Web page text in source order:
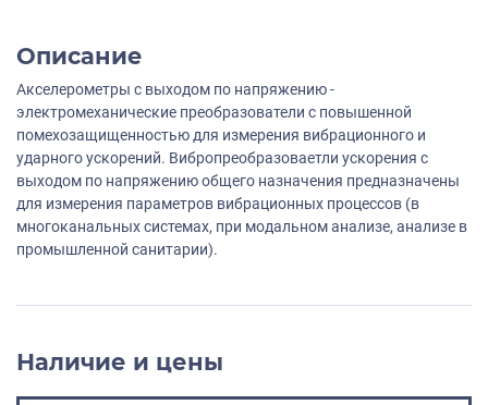
Описание
Акселерометры с выходом по напряжению -
электромеханические преобразователи с повышенной
помехозащищенностью для измерения вибрационного и
ударного ускорений. Вибропреобразоваетли ускорения с
выходом по напряжению общего назначения предназначены
для измерения параметров вибрационных процессов (в
многоканальных системах, при модальном анализе, анализе в
промышленной санитарии).
Наличие и цены